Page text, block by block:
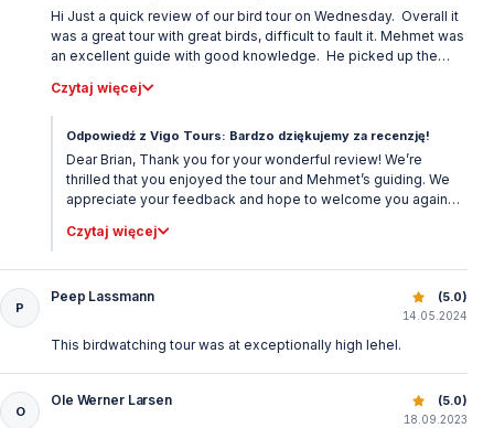
Hi Just a quick review of our bird tour on Wednesday. Overall it
was a great tour with great birds, difficult to fault it. Mehmet was
an excellent guide with good knowledge. He picked up the
birds were seen, obviously some were not seen. Perhaps we
were a week early but this could happen anytime. There are
always some you miss but these were outweighed by what we
saw. Downside was that we called an end to the tour before we
saw the Fish Owl though Mehmet gave it a good try. It was a
very long day for us starting at 6.00 so by midnight we were
night to spead it out but because of us staying in Antalya it
would have cost more due to travelling. That was our decision,
Mehmet was keen to carry on. So a great day with a great guide
and would recommend Vigo Tours and Mehmet in particular to
Czytaj więcej
Odpowiedź z Vigo Tours: Bardzo dziękujemy za recenzję!
Dear Brian, Thank you for your wonderful review! We’re
thrilled that you enjoyed the tour and Mehmet’s guiding. We
appreciate your feedback and hope to welcome you again
Czytaj więcej
Ptaki Turcji: Najlepsze Miejsca do Obserwacji
P
Peep Lassmann (5.0)
14.05.2024
This birdwatching tour was at exceptionally high lehel.
Ptaki Turcji: Najlepsze Miejsca do Obserwacji
O
Ole Werner Larsen (5.0)
18.09.2023